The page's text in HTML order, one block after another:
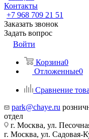
Контакты
+7 968 709 21 51
Заказать звонок
Задать вопрос
Войти
Корзина0
Отложенные0
Сравнение
park@chaye.ru
отдел
г. Москва, ул.
г. Москва, ул. Садовая-